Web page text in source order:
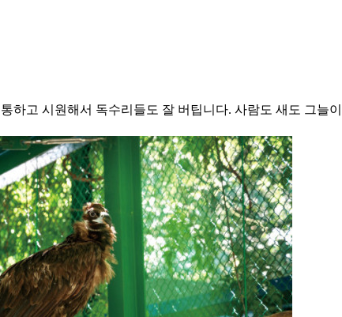
하고 시원해서 독수리들도 잘 버팁니다. 사람도 새도 그늘